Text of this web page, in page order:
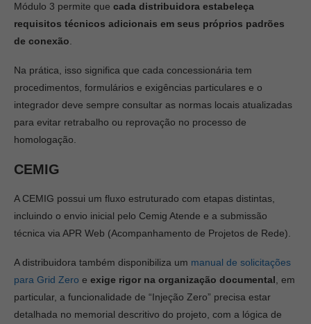
Módulo 3 permite que cada distribuidora estabeleça
requisitos técnicos adicionais em seus próprios padrões
de conexão
Na prática, isso significa que cada concessionária tem
procedimentos, formulários e exigências particulares e o
integrador deve sempre consultar as normas locais atualizadas
para evitar retrabalho ou reprovação no processo de
homologação.
CEMIG
A CEMIG possui um fluxo estruturado com etapas distintas,
incluindo o envio inicial pelo Cemig Atende e a submissão
técnica via APR Web (Acompanhamento de Projetos de Rede).
A distribuidora também disponibiliza um manual de solicitações
para Grid Zero e exige rigor na organização documental , em
particular, a funcionalidade de “Injeção Zero” precisa estar
detalhada no memorial descritivo do projeto, com a lógica de